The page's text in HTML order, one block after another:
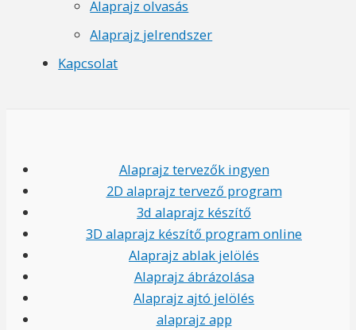
Alaprajz olvasás
Alaprajz jelrendszer
Kapcsolat
Alaprajz tervezők ingyen
2D alaprajz tervező program
3d alaprajz készítő
3D alaprajz készítő program online
Alaprajz ablak jelölés
Alaprajz ábrázolása
Alaprajz ajtó jelölés
alaprajz app